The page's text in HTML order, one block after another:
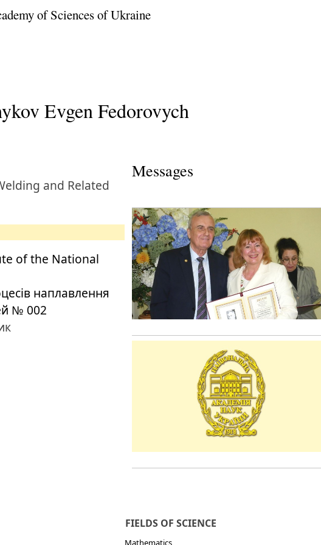
of Sciences of Ukraine
Evgen Fedorovych
and Related
of the National
наплавлення
№ 002
Messages
FIELDS OF SCIENCE
Mathematics